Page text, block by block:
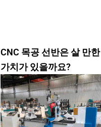
CNC 목공 선반은 살 만한
가치가 있을까요?